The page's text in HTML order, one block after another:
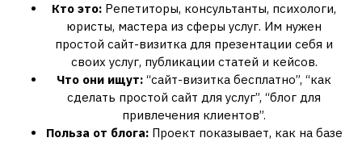
Кто это: Репетиторы, консультанты, психологи,
юристы, мастера из сферы услуг. Им нужен
простой сайт-визитка для презентации себя и
своих услуг, публикации статей и кейсов.
Что они ищут: “сайт-визитка бесплатно”, “как
сделать простой сайт для услуг”, “блог для
привлечения клиентов”.
Польза от блога:Проект показывает, как на базе